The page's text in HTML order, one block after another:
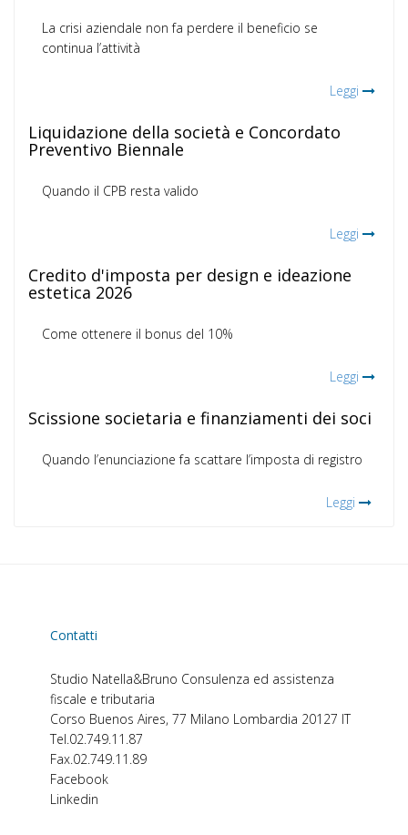
La crisi aziendale non fa perdere il beneficio se
continua l’attività
Leggi
Liquidazione della società e Concordato
Preventivo Biennale
Quando il CPB resta valido
Leggi
Credito d'imposta per design e ideazione
estetica 2026
Come ottenere il bonus del 10%
Leggi
Scissione societaria e finanziamenti dei soci
Quando l’enunciazione fa scattare l’imposta di registro
Leggi
Contatti
Studio Natella&Bruno Consulenza ed assistenza
fiscale e tributaria
Corso Buenos Aires, 77 Milano Lombardia 20127 IT
Tel.02.749.11.87
Fax.02.749.11.89
Facebook
Linkedin